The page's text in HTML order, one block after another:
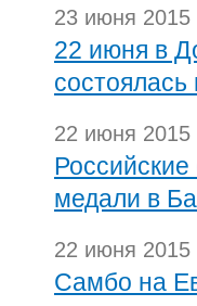
23 июня 2015
22 июня в
22 июня 2015
медали в
22 июня 2015
Самбо на